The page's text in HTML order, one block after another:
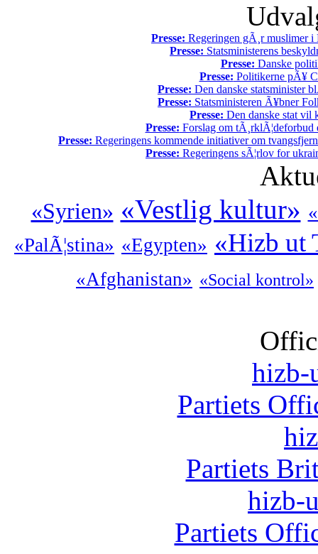
Presse: Regeringen gÃ¸r muslimer
Presse: Statsministerens
Presse: Danske
Presse: Politikerne pÃ¥
Presse: Den danske statsminister
Presse: Statsministeren Ã¥bner
Presse: Den danske stat vil
Presse: Forslag om tÃ¸rklÃ¦deforbud
Presse: Regeringens kommende initiativer om
Presse: Regeringens sÃ¦rlov for
«Syrien» «Vestlig kultur»
«PalÃ¦stina» «Egypten» «Hizb ut
«Afghanistan» «Social kontrol»
hizb-
Partiets
Partiets
hizb-
Partiets